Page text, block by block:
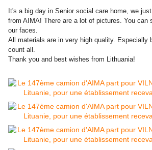
It's a big day in Senior social care home, we
from AIMA! There are a lot of pictures. You can
our faces.
All materials are in very high quality. Especially
count all.
Thank you and best wishes from Lithuania!